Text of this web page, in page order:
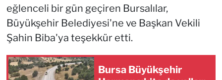
eğlenceli bir gün geçiren Bursalılar,
Büyükşehir Belediyesi'ne ve Başkan Vekili
Şahin Biba'ya teşekkür etti.
Bursa Büyükşehir